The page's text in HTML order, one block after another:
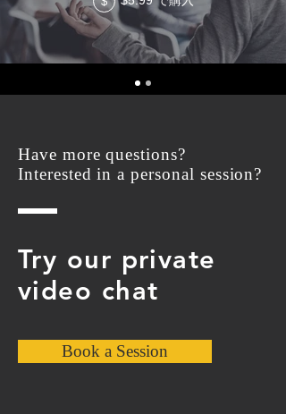
Have more questions?
Interested in a personal session?
Try our private
video chat
Book a Session